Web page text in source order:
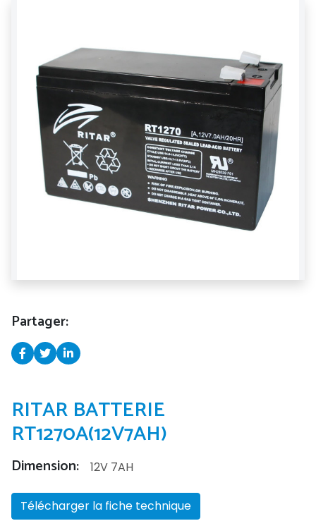
Partager:
RITAR BATTERIE
RT1270A(12V7AH)
Dimension: 12V 7AH
Télécharger la fiche technique